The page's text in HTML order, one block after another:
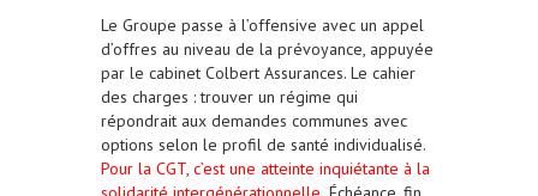
Le Groupe passe à l’offensive avec un appel
d’offres au niveau de la prévoyance, appuyée
par le cabinet Colbert Assurances. Le cahier
des charges : trouver un régime qui
répondrait aux demandes communes avec
options selon le profil de santé individualisé.
Pour la CGT, c’est une atteinte inquiétante à la